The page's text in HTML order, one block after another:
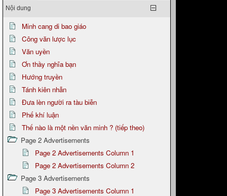
Nội dung
Minh cang di bao giáo
Công văn lược lục
Văn uyền
Ơn thầy nghĩa bạn
Hướng truyền
Tánh kiên nhẫn
Đưa lèn người ra tàu biễn
Phế khí luận
Thế nào là một nền văn minh ? (tiếp theo)
Page 2 Advertisements
Page 2 Advertisements Column 1
Page 2 Advertisements Column 2
Page 3 Advertisements
Page 3 Advertisements Column 1